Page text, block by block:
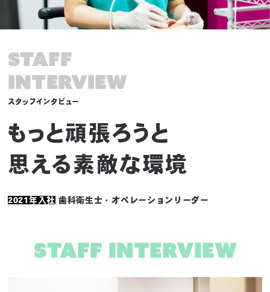
STAFF
interview
スタッフインタビュー
もっと頑張ろうと
思える素敵な環境
2021年入社 歯科衛生士・オペレーションリーダー
staff interview